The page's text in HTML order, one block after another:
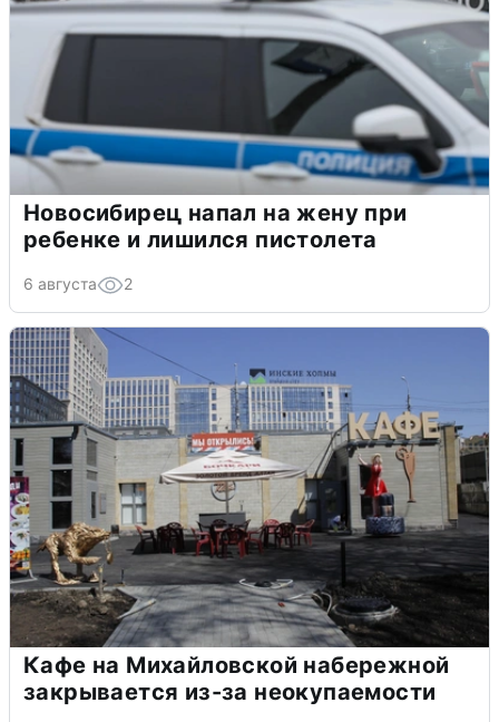
Новосибирец напал на жену при
ребенке и лишился пистолета
6 августа 2
Кафе на Михайловской набережной
закрывается из-за неокупаемости